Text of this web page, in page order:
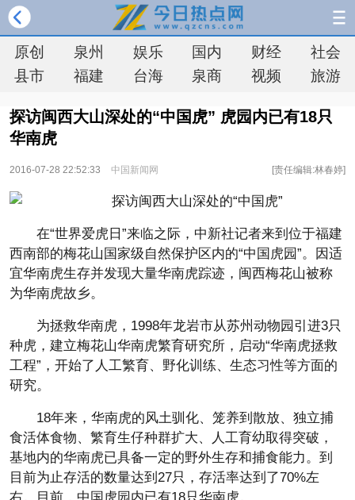
原创 泉州 娱乐 国内 财经
社会
县市
福建 台海 泉商 视频 旅游
探访闽西大山深处的“中国虎” 虎园内已有18只
华南虎
2016-07-28 22:52:33 中国新闻网 [责任编辑:林春婷]
在“世界爱虎日”来临之际，中新社记者来到位于福建
西南部的梅花山国家级自然保护区内的“中国虎园”。因适
宜华南虎生存并发现大量华南虎踪迹，闽西梅花山被称
为华南虎故乡。
为拯救华南虎，1998年龙岩市从苏州动物园引进3只
种虎，建立梅花山华南虎繁育研究所，启动“华南虎拯救
工程”，开始了人工繁育、野化训练、生态习性等方面的
研究。
18年来，华南虎的风土驯化、笼养到散放、独立捕
食活体食物、繁育生仔种群扩大、人工育幼取得突破，
基地内的华南虎已具备一定的野外生存和捕食能力。到
目前为止存活的数量达到27只，存活率达到了70%左